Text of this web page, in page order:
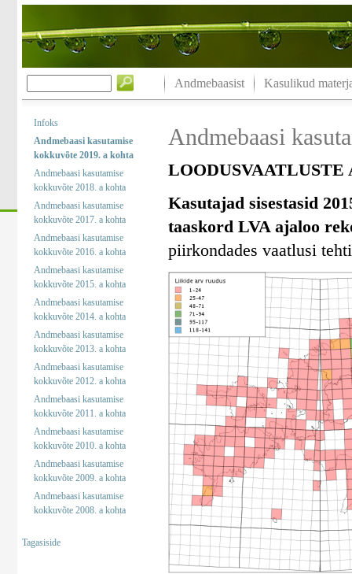
Andmebaasist Kasulikud
Infoks
Andmebaasi kasutamise
kokkuvõte 2019. a kohta
Andmebaasi kasutamise
kokkuvõte 2018. a kohta
Andmebaasi kasutamise
kokkuvõte 2017. a kohta
Andmebaasi kasutamise
kokkuvõte 2016. a kohta
Andmebaasi kasutamise
kokkuvõte 2015. a kohta
Andmebaasi kasutamise
kokkuvõte 2014. a kohta
Andmebaasi kasutamise
kokkuvõte 2013. a kohta
Andmebaasi kasutamise
kokkuvõte 2012. a kohta
Andmebaasi kasutamise
kokkuvõte 2011. a kohta
Andmebaasi kasutamise
kokkuvõte 2010. a kohta
Andmebaasi kasutamise
kokkuvõte 2009. a kohta
Andmebaasi kasutamise
kokkuvõte 2008. a kohta
Tagasiside
Andmebaasi
Kasutajad sisestasid
taaskord LVA ajaloo
piirkondades vaatlusi